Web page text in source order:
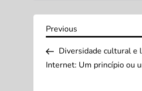
N
a
Previous
Previous
Diversidade cultural e
Internet: Um princípio ou